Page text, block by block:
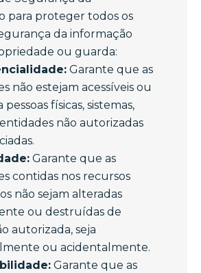
para proteger todos os
da informação
ou guarda:
Garante que as
não estejam acessíveis ou
pessoas físicas, sistemas,
não autorizadas
Garante que as
contidas nos recursos
não sejam alteradas
ou destruídas de
autorizada, seja
ou acidentalmente.
Garante que as